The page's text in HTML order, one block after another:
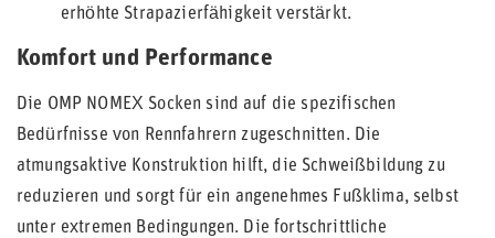
erhöhte Strapazierfähigkeit verstärkt.
Komfort und Performance
Die OMP NOMEX Socken sind auf die spezifischen
Bedürfnisse von Rennfahrern zugeschnitten. Die
atmungsaktive Konstruktion hilft, die Schweißbildung zu
reduzieren und sorgt für ein angenehmes Fußklima, selbst
unter extremen Bedingungen. Die fortschrittliche